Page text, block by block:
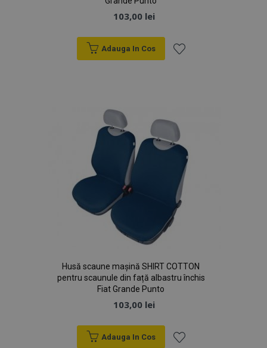
103,00 lei
Adauga In Cos
Dorințe
Husă scaune mașină SHIRT COTTON
pentru scaunule din față albastru închis
Fiat Grande Punto
103,00 lei
Adauga In Cos